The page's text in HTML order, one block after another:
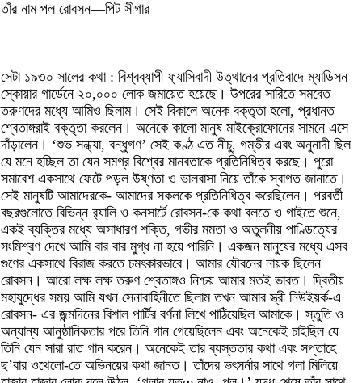
তাঁর নাম পল রোবসন—পিট সীগার
সেটা ১৯৩০ সালের কথা : বিশ্বব্যাপী ফ্যাসিবাদী উত্থানের প্রতিবাদে ম্যাডিসন
স্কোয়ার গার্ডেনে ২০,০০০ লোক জমায়েত হয়েছে। উপরের সারিতে সমবেত
তরুণদের মধ্যে আমিও ছিলাম। সেই বিকালে অনেক বক্তৃতা হলো, প্রধানত
শ্বেতাঙ্গরাই বক্তৃতা করলেন। অনেকে কালো মানুষ মাইক্রোফোনের সামনে এসে
দাঁড়ালেন। ‘শুভ সন্ধ্যা, বন্ধুগণ’ সেই কণ্ঠ এত নীচু, গম্ভীর এবং অনুনাদী ছিল
যে মনে হচ্ছিল তা যেন সমগ্র বিশ্বের মানবতাকে প্রতিনিধিত্ব করছে। পুরো
সমাবেশ একসাথে ফেটে পড়ল উষ্ণতা ও ভালবাসা নিয়ে তাঁকে স্বাগত জানাতে।
সেই মানুষটি আমাদেরকে- আমাদের সকলকে প্রতিনিধিত্ব করেছিলেন। পরবর্তী
বছরগুলোতে বিভিন্ন র‌্যালি ও কনসার্টে রোবসন-কে কথা বলতে ও গাইতে শুনে,
একই ব্যক্তির মধ্যে অসাধারণ শক্তি, গভীর মমতা ও অতুলনীয় পাণ্ডিত্যের
সংমিশ্রণ দেখে আমি বার বার মুগ্ধ না হয়ে পারিনি। একজন মানুষের মধ্যে এসব
গুণের একসাথে বিরাজ করতে চমৎকারভাবে। আমার যৌবনের নায়ক ছিলেন
রোবসন। আরো লক্ষ লক্ষ তরুণ শ্বেতাঙ্গও নিশ্চয় আমার মতই ভাবত। দ্বিতীয়
মহাযুদ্ধের সময় আমি যখন সেনাবাহিনীতে ছিলাম তখন আমার স্ত্রী নিউইয়র্ক-এ
রোবসন- এর জন্মদিনের বিশাল পার্টির বর্ণনা লিখে পাঠিয়েছিল আমাকে। স্তুতি ও
অন্যান্য আনুষ্ঠানিকতার পরে তিনি গান গেয়েছিলেন এবং অনেকেই চাইছিল যে
তিনি যেন সারা রাত গান করেন। অনেকেই তার ব্যস্ততার কথা এবং সপ্তাহে
ছ’বার ওথেলো-তে অভিনয়ের কথা জানত। তাঁদের ভৎসর্নার সাথে গলা মিলিয়ে